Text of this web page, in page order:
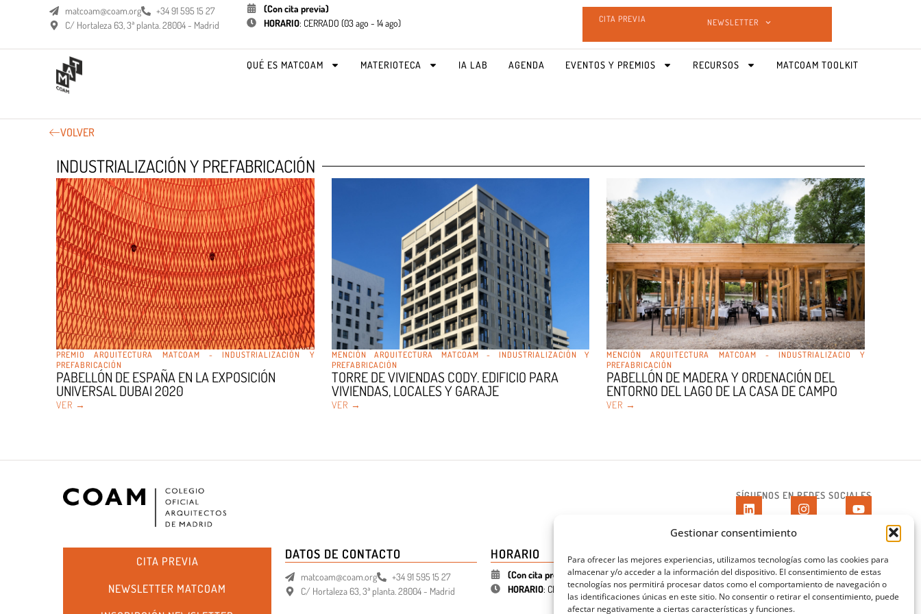
Gestionar consentimiento
Para ofrecer las mejores experiencias, utilizamos tecnologías como las cookies para
almacenar y/o acceder a la información del dispositivo. El consentimiento de estas
tecnologías nos permitirá procesar datos como el comportamiento de navegación o
las identificaciones únicas en este sitio. No consentir o retirar el consentimiento, puede
afectar negativamente a ciertas características y funciones.
matcoam@coam.org
+34 91 595 15 27
C/ Hortaleza 63, 3ª planta. 28004 - Madrid
(Con cita previa)
HORARIO: CERRADO (03 ago - 14 ago) CITA PREVIA NEWSLETTER
QUÉ ES MATCOAM MATERIOTECA IA LAB AGENDA EVENTOS Y PREMIOS RECURSOS MATCOAM TOOLKIT
VOLVER
INDUSTRIALIZACIÓN Y PREFABRICACIÓN
PREMIO ARQUITECTURA MATCOAM - INDUSTRIALIZACIÓN Y
PREFABRICACIÓN
PABELLÓN DE ESPAÑA EN LA EXPOSICIÓN
UNIVERSAL DUBAI 2020
VER →
MENCIÓN ARQUITECTURA MATCOAM - INDUSTRIALIZACIÓN Y
PREFABRICACIÓN
TORRE DE VIVIENDAS CODY. EDIFICIO PARA
VIVIENDAS, LOCALES Y GARAJE
VER →
MENCIÓN ARQUITECTURA MATCOAM - INDUSTRIALIZACIO Y
PREFABRICACIÓN
PABELLÓN DE MADERA Y ORDENACIÓN DEL
ENTORNO DEL LAGO DE LA CASA DE CAMPO
VER →
SÍGUENOS EN REDES SOCIALES
CITA PREVIA
NEWSLETTER MATCOAM
DATOS DE CONTACTO
matcoam@coam.org
+34 91 595 15 27
C/ Hortaleza 63, 3ª planta. 28004 - Madrid
HORARIO
(Con cita previa)
HORARIO: CERRADO (03 ago - 14 ago)
AVISOS LEGALES
AVISO LEGAL
POLÍTICA DE PRIVACIDAD